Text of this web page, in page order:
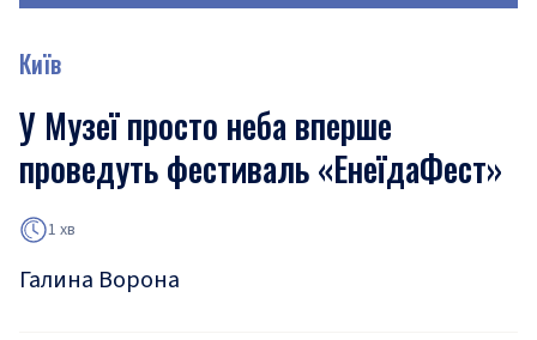
Київ
У Музеї просто неба вперше
проведуть фестиваль «ЕнеїдаФест»
1 хв
Галина Ворона